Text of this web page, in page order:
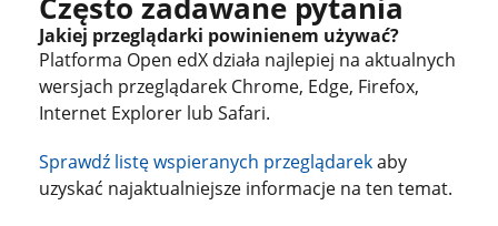
Jakiej przeglądarki powinienem używać?
Platforma Open edX działa najlepiej na aktualnych
wersjach przeglądarek Chrome, Edge, Firefox,
Internet Explorer lub Safari.
Sprawdź listę wspieranych przeglądarekaby
uzyskać najaktualniejsze informacje na ten temat.